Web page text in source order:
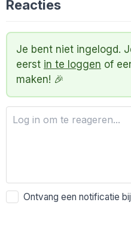
Reacties
Je bent niet ingelogd.
eerst in te loggen of
maken! 🎉
Ontvang een notificatie